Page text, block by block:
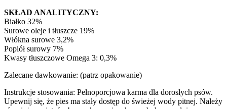
SKŁAD ANALITYCZNY:
Białko 32%
Surowe oleje i tłuszcze 19%
Włókna surowe 3,2%
Popiół surowy 7%
Kwasy tłuszczowe Omega 3: 0,3%
Zalecane dawkowanie: (patrz opakowanie)
Instrukcje stosowania: Pełnoporcjowa karma dla dorosłych psów.
Upewnij się, że pies ma stały dostęp do świeżej wody pitnej. Należy